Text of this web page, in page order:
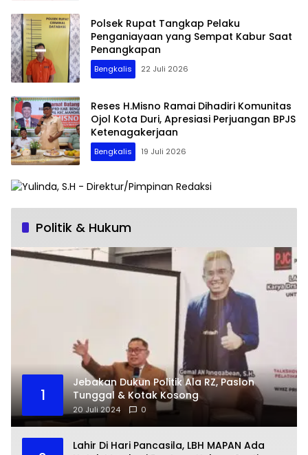
Polsek Rupat Tangkap Pelaku
Penganiayaan yang Sempat Kabur Saat
Penangkapan
Bengkalis 22 Juli 2026
Reses H.Misno Ramai Dihadiri Komunitas
Ojol Kota Duri, Apresiasi Perjuangan BPJS
Ketenagakerjaan
Bengkalis 19 Juli 2026
Politik & Hukum
1
Jebakan Dukun Politik Ala RZ, Paslon
Tunggal & Kotak Kosong
20 Juli 2024 0
Lahir Di Hari Pancasila, LBH MAPAN Ada